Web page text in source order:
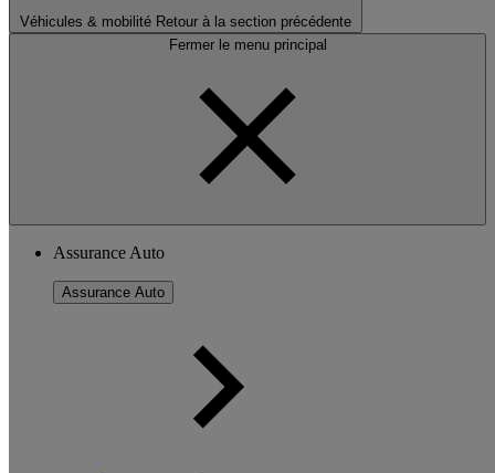
Véhicules & mobilité Retour à la section précédente
Fermer le menu principal
Assurance Auto
Assurance Auto